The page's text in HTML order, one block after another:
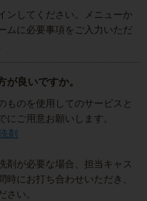
ンしてください。メニューか
ムに必要事項をご入力いただ
良いですか。
ものを使用してのサービスと
ご用意お願いします。
剤
剤が必要な場合、担当キャス
時にお打ち合わせいただき、
さい。